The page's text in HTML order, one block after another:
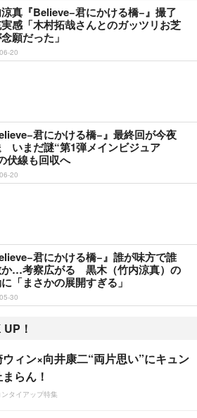
真『Believe−君にかける橋−』撮了
感「木村拓哉さんとのガッツリお芝
願だった」
20
君にかける橋−』最終回が今夜
いまだ謎“第1弾メインビジュア
伏線も回収へ
20
君にかける橋−』誰が味方で誰
…考察広がる 黒木（竹内涼真）の
「まさかの展開すぎる」
30
！
ィン×向井康二“両片思い”にキュン
らん！
タイアップ特集